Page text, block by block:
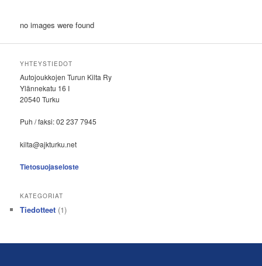
no images were found
YHTEYSTIEDOT
Autojoukkojen Turun Kilta Ry
Ylännekatu 16 I
20540 Turku
Puh / faksi: 02 237 7945
kilta@ajkturku.net
Tietosuojaseloste
KATEGORIAT
Tiedotteet (1)